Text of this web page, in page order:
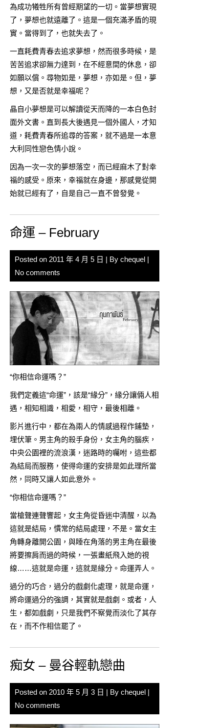
為成功犧牲所有曾經期望的一切。當夢想實現
了，夢想也就遠離了。這是一個充滿矛盾的現
實。當得到了，也就失去了。
一直耗費青春去追求夢想，然而很多時候，是
苦苦追求卻無力達到，在不經意間的休息，卻
如願以償。尋物如是，夢想，亦如是。但，夢
想，又是否就是幸福呢？
晶自小夢想是可以解讀從天而降的一本白色封
面外文書。直到長大後遇見一個外國人，才知
道，耗費青春所追尋的答案，就不過是一本意
大利同性戀色情小說。
因為一次一次的夢想落空，而已經麻木了對幸
福的感受。原來，幸福就在身邊，那感覺從開
始就已經有了，自是自己一直不曾發覺。
命運 – February
Posted on 2011 年 4 月 5 日 | By chequel |
No comments
“你相信命運嗎？”
我們定義這“命運”，該是“緣分”，緣分讓倆人相
遇，相知相識，相愛，相守，最後相離。
影片進行中，都在為兩人的情感過程作鋪墊，
埋伏筆。男主角的殺手身份，女主角的腦疾，
中央公園裡的流浪漢，迷路時的囑咐，這些都
為結局而服務，使得命運的安排是如此理所當
然，同時又讓人如此意外。
“你相信命運嗎？”
當槍聲連聲響起，女主角從昏迷中清醒，以為
這就是結局，慣常的結局處理，不是。當女主
角轉身離開公園，與睡在角落的男主角在最後
將要擦肩而過的時候，一張畫紙飛入她的視
線……這就是命運，這就是緣分。命運弄人。
過分的巧合，過分的戲劇化處理，就是命運，
將命運過分的強調，其實就是戲劇。或者，人
生，都如戲劇，只是我們不察覺而淡化了其存
在，而不作相信罷了。
痴女 – 曼谷輕軌戀曲
Posted on 2010 年 5 月 3 日 | By chequel |
No comments